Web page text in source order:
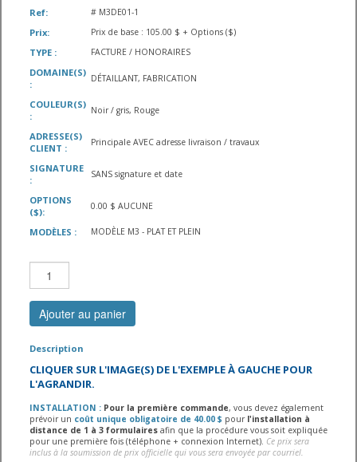
Ref: # M3DE01-1
Prix: Prix de base : 105.00 $ + Options ($)
TYPE : FACTURE / HONORAIRES
DOMAINE(S)
:
DÉTAILLANT, FABRICATION
COULEUR(S)
:
Noir / gris, Rouge
ADRESSE(S)
CLIENT :
Principale AVEC adresse livraison / travaux
SIGNATURE
:
SANS signature et date
OPTIONS
($):
0.00 $ AUCUNE
MODÈLES : MODÈLE M3 - PLAT ET PLEIN
Ajouter au panier
Description
CLIQUER SUR L'IMAGE(S) DE L'EXEMPLE À GAUCHE POUR
L'AGRANDIR.
INSTALLATION : Pour la première commande, vous devez également
prévoir un coût unique obligatoire de 40.00 $ pour l'installation à
distance de 1 à 3 formulaires afin que la procédure vous soit expliquée
pour une première fois (téléphone + connexion Internet). Ce prix sera
inclus à la soumission de prix officielle qui vous sera envoyée par courriel.